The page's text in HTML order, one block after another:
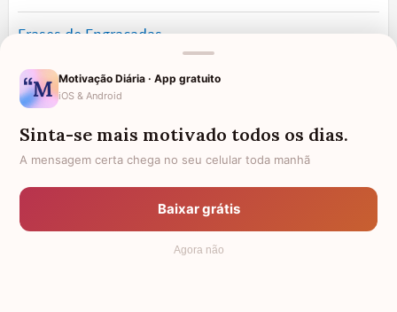
Frases de Engraçadas
Frases Românticas
Frases de Reflexão
Frases Lindas
Motivação Diária · App gratuito
iOS & Android
Sinta-se mais motivado todos os dias.
A mensagem certa chega no seu celular toda manhã
Baixar grátis
Agora não